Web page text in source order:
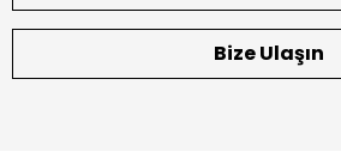
Bize Ulaşın